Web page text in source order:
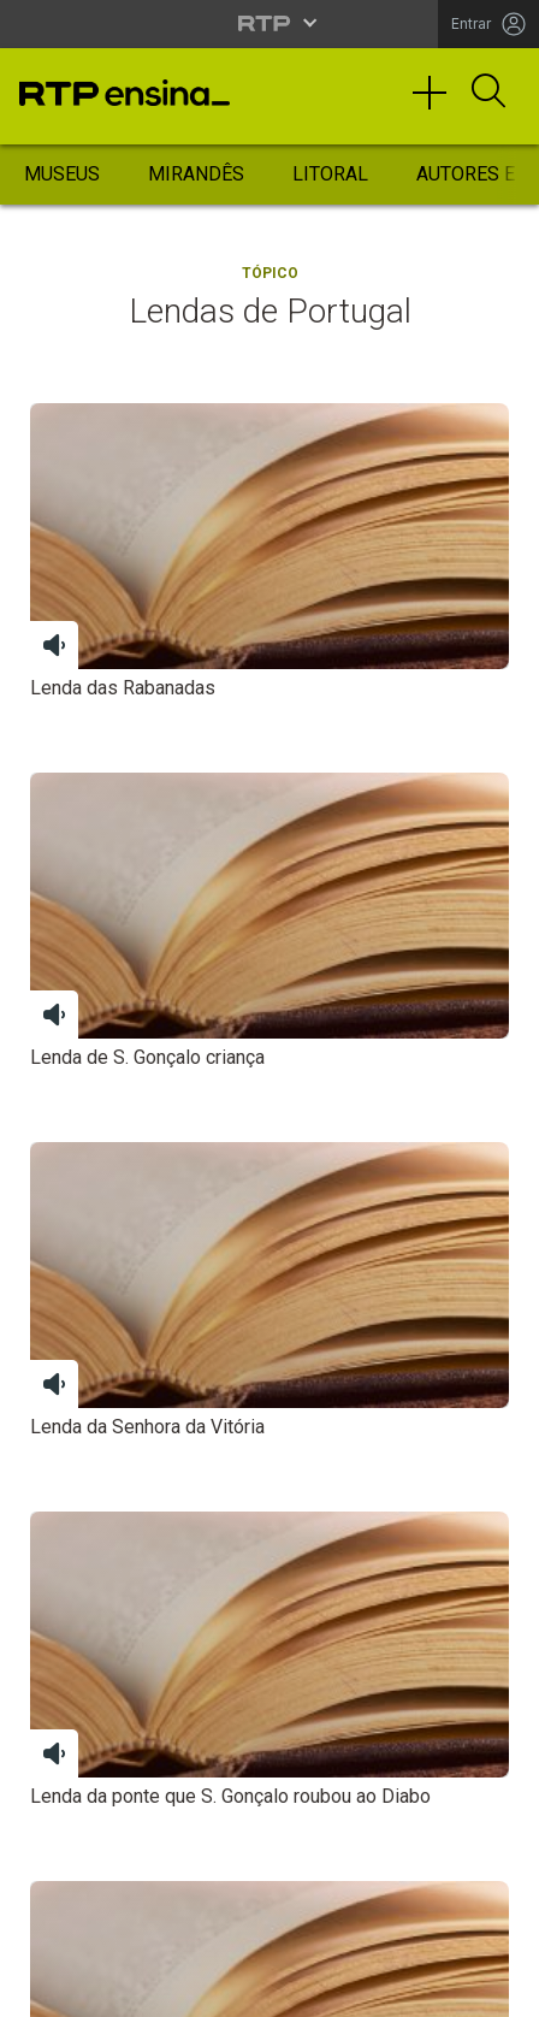
Entrar
MUSEUS MIRANDÊS LITORAL AUTORES
TÓPICO
Lendas de Portugal
Lenda das Rabanadas
Lenda de S. Gonçalo criança
Lenda da Senhora da Vitória
Lenda da ponte que S. Gonçalo roubou ao Diabo